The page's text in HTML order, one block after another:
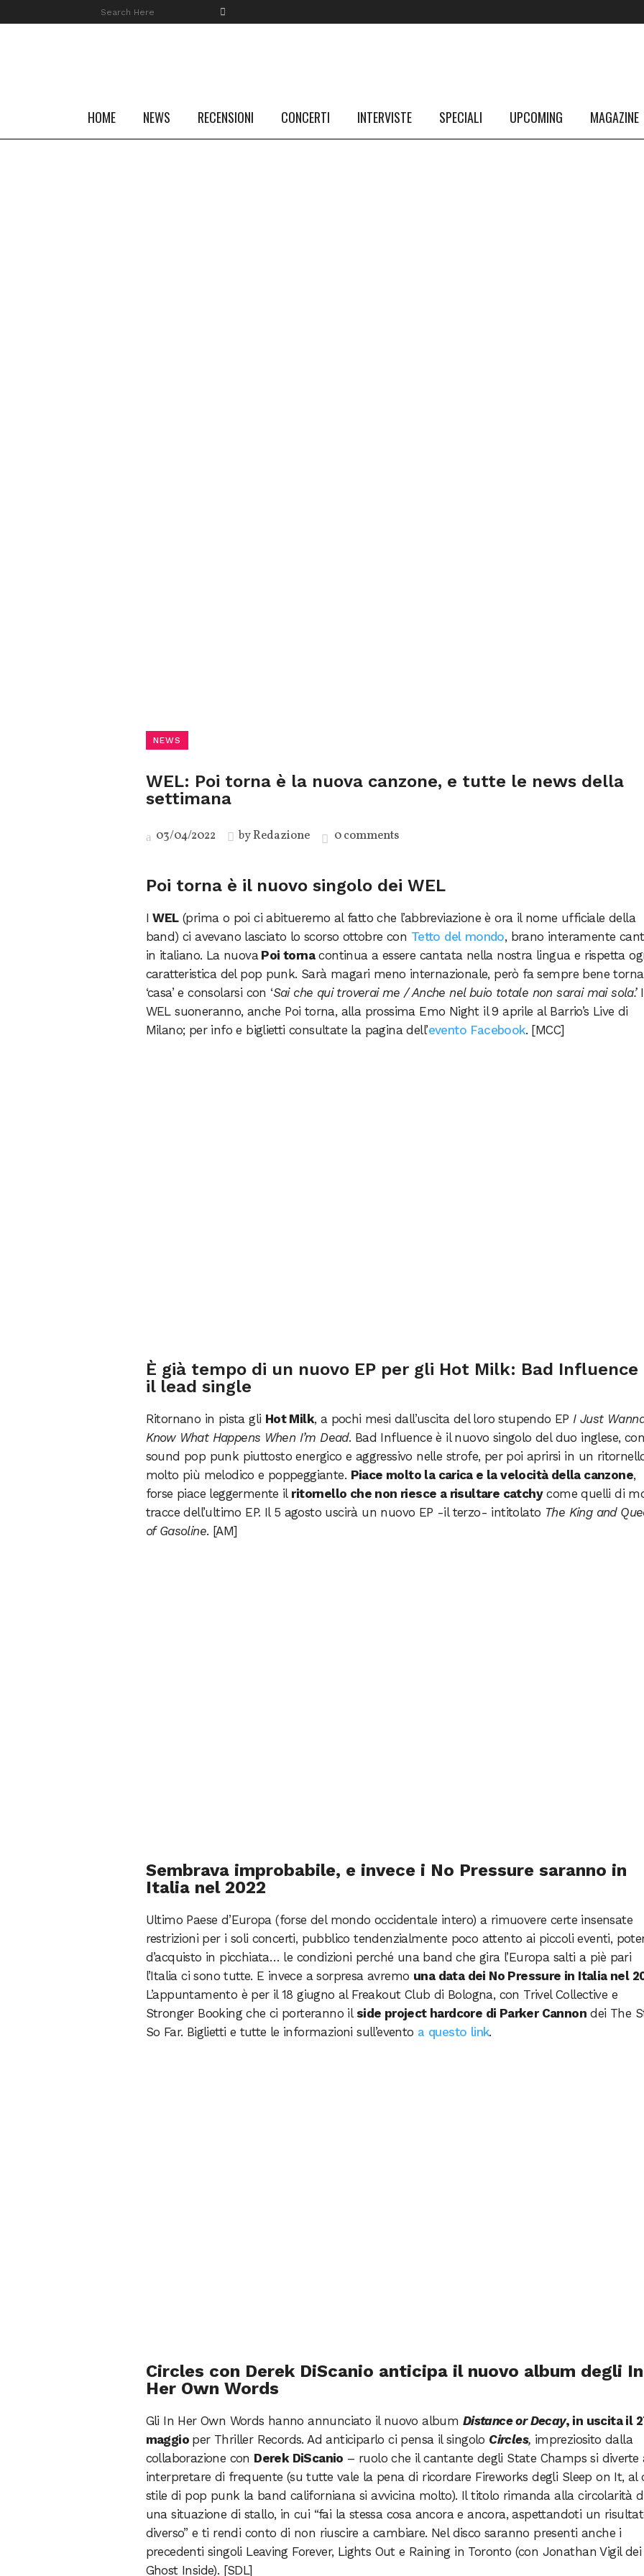
HOME NEWS RECENSIONI CONCERTI INTERVISTE SPECIALI UPCOMING MAGAZINE
NEWS
WEL: Poi torna è la nuova canzone, e tutte le news della
settimana
03/04/2022 byRedazione 0 comments
Poi torna è il nuovo singolo dei WEL
IWEL(prima o poi ci abitueremo al fatto che l’abbreviazione è ora il nome ufficiale della
band) ci avevano lasciato lo scorso ottobre con Tetto del mondo, brano interamente
in italiano. La nuovaPoi tornacontinua a essere cantata nella nostra lingua e rispetta
caratteristica del pop punk. Sarà magari meno internazionale, però fa sempre bene
‘casa’ e consolarsi con ‘Sai che qui troverai me / Anche nel buio totale non sarai mai sola.’I
WEL suoneranno, anche Poi torna, alla prossima Emo Night il 9 aprile al Barrio’s Live di
Milano; per info e biglietti consultate la pagina dell’evento Facebook. [MCC]
È già tempo di un nuovo EP per gli Hot Milk: Bad Influence
il lead single
Ritornano in pista gli Hot Milk, a pochi mesi dall’uscita del loro stupendo EP I Just
Know What Happens When I’m Dead. Bad Influence è il nuovo singolo del duo inglese,
sound pop punk piuttosto energico e aggressivo nelle strofe, per poi aprirsi in un
molto più melodico e poppeggiante. Piace molto la carica e la velocità della canzone,
forse piace leggermente il ritornello che non riesce a risultare catchycome quelli di
tracce dell’ultimo EP. Il 5 agosto uscirà un nuovo EP -il terzo- intitolato The King and
of Gasoline. [AM]
Sembrava improbabile, e invece i No Pressure saranno in
Italia nel 2022
Ultimo Paese d’Europa (forse del mondo occidentale intero) a rimuovere certe insensate
restrizioni per i soli concerti, pubblico tendenzialmente poco attento ai piccoli eventi,
d’acquisto in picchiata… le condizioni perché una band che gira l’Europa salti a piè pari
l’Italia ci sono tutte. E invece a sorpresa avremo una data dei No Pressure in Italia nel
L’appuntamento è per il 18 giugno al Freakout Club di Bologna, con Trivel Collective e
Stronger Booking che ci porteranno il side project hardcore di Parker Cannondei The
So Far. Biglietti e tutte le informazioni sull’evento a questo link.
Circles con Derek DiScanio anticipa il nuovo album degli In
Her Own Words
Gli In Her Own Words hanno annunciato il nuovo album Distance or Decay, in uscita il
maggio per Thriller Records. Ad anticiparlo ci pensa il singolo Circles, impreziosito dalla
collaborazione con Derek DiScanio – ruolo che il cantante degli State Champs si diverte
interpretare di frequente (su tutte vale la pena di ricordare Fireworks degli Sleep on It, al
stile di pop punk la band californiana si avvicina molto). Il titolo rimanda alla circolarità
una situazione di stallo, in cui “fai la stessa cosa ancora e ancora, aspettandoti un
diverso” e ti rendi conto di non riuscire a cambiare. Nel disco saranno presenti anche i
precedenti singoli Leaving Forever, Lights Out e Raining in Toronto (con Jonathan Vigil
Ghost Inside). [SDL]